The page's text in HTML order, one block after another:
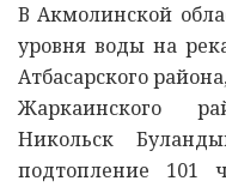
В Акмолинской
уровня воды на
Атбасарского
Жаркаинского
Никольск
подтопление